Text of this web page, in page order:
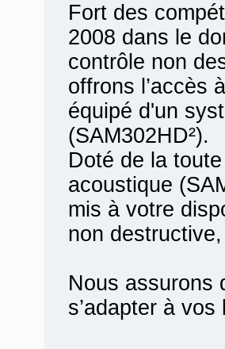
Fort des
2008 dans le
contrôle non
offrons l’accès
équipé d'un
(SAM302HD²).
Doté de la
acoustique
mis à votre
non
Nous assurons
s’adapter à vos